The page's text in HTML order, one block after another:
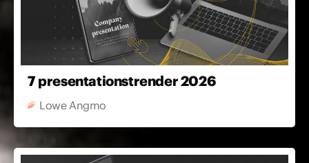
7 presentationstrender 2026
Lowe Angmo